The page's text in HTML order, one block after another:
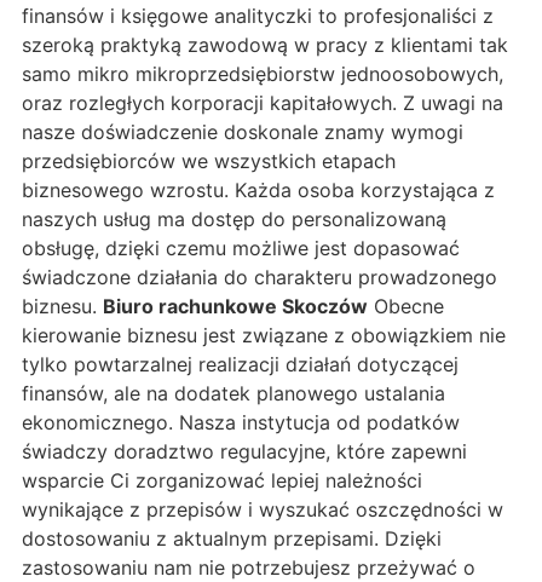
finansów i księgowe analityczki to profesjonaliści z
szeroką praktyką zawodową w pracy z klientami tak
samo mikro mikroprzedsiębiorstw jednoosobowych,
oraz rozległych korporacji kapitałowych. Z uwagi na
nasze doświadczenie doskonale znamy wymogi
przedsiębiorców we wszystkich etapach
biznesowego wzrostu. Każda osoba korzystająca z
naszych usług ma dostęp do personalizowaną
obsługę, dzięki czemu możliwe jest dopasować
świadczone działania do charakteru prowadzonego
biznesu. Biuro rachunkowe Skoczów Obecne
kierowanie biznesu jest związane z obowiązkiem nie
tylko powtarzalnej realizacji działań dotyczącej
finansów, ale na dodatek planowego ustalania
ekonomicznego. Nasza instytucja od podatków
świadczy doradztwo regulacyjne, które zapewni
wsparcie Ci zorganizować lepiej należności
wynikające z przepisów i wyszukać oszczędności w
dostosowaniu z aktualnym przepisami. Dzięki
zastosowaniu nam nie potrzebujesz przeżywać o